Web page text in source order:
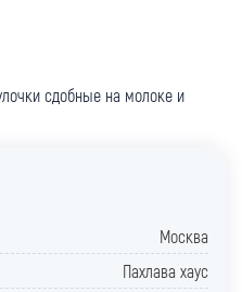
сдобные на молоке и
Москва
Пахлава хаус